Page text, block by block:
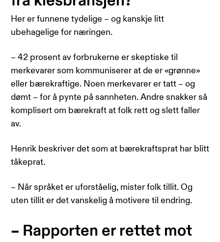
Her er funnene tydelige – og kanskje litt
ubehagelige for næringen.
– 42 prosent av forbrukerne er skeptiske til
merkevarer som kommuniserer at de er «grønne»
eller bærekraftige. Noen merkevarer er tatt – og
dømt – for å pynte på sannheten. Andre snakker så
komplisert om bærekraft at folk rett og slett faller
av.
Henrik beskriver det som at bærekraftsprat har blitt
tåkeprat.
– Når språket er uforståelig, mister folk tillit. Og
uten tillit er det vanskelig å motivere til endring.
– Rapporten er rettet mot